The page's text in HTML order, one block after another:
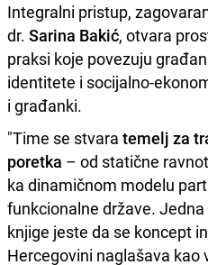
Integralni pristup,
dr. Sarina Bakić, otvara
praksi koje povezuju
identitete i socijalno-
i građanki.
"Time se stvara temelj za
poretka – od statične
ka dinamičnom modelu
funkcionalne države.
knjige jeste da se koncept
Hercegovini naglašava kao